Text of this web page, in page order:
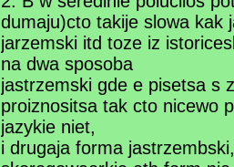
dumaju)cto takije slowa kak
jarzemski itd toze iz
na dwa sposoba
jastrzemski gde e pisetsa s
proiznositsa tak cto nicewo
jazykie niet,
i drugaja forma